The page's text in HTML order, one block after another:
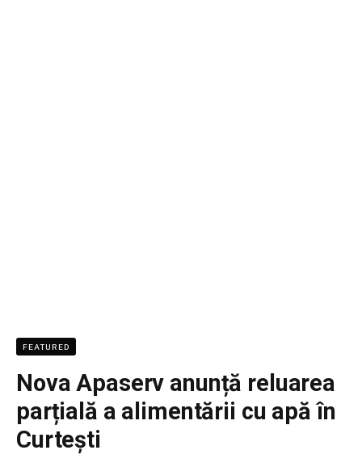
FEATURED
Nova Apaserv anunță reluarea
parțială a alimentării cu apă în
Curtești